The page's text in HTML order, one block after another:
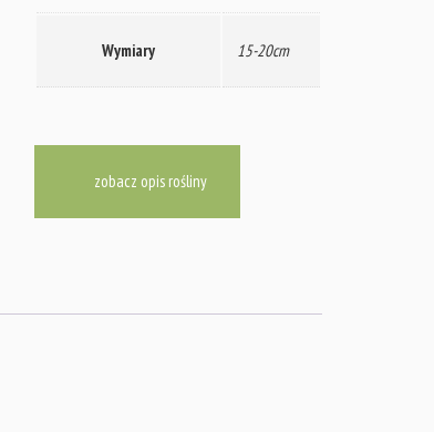
Wymiary 15-20cm
zobacz opis rośliny